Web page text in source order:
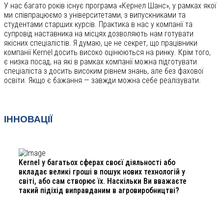
У нас багато років існує програма «Кернел Шанс», у рамках якої
ми співпрацюємо з університетами, з випускниками та
студентами старших курсів. Практика в нас у компанії та
супровід наставника на місцях дозволяють нам готувати
якісних спеціалістів. Я думаю, це не секрет, що працівники
компанії Kernel досить високо оцінюються на ринку. Крім того,
є низка посад, на які в рамках компанії можна підготувати
спеціаліста з досить високим рівнем знань, але без фахової
освіти. Якщо є бажання — завжди можна себе реалізувати.
ІННОВАЦІЇ
Kernel у багатьох сферах своєї діяльності або
вкладає великі гроші в пошук нових технологій у
світі, або сам створює їх. Наскільки Ви вважаєте
такий підіхід виправданим в агровиробництві?